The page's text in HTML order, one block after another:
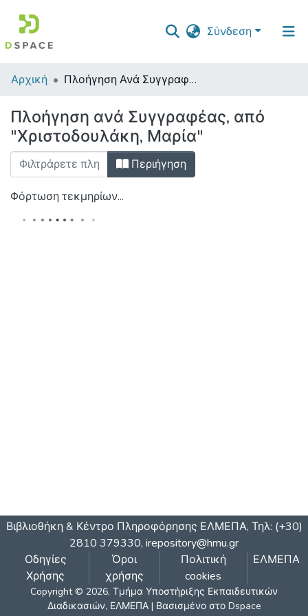
Σύνδεση
Κοινότητες
Συλλογές
Όλο το DSpace
Αρχική Πλοήγηση Ανά Συγγραφέα
Πλοήγηση ανά Συγγραφέας, από
"Χριστοδουλάκη, Μαρία"
Περιήγηση
Φόρτωση τεκμηρίων...
Βιβλιοθήκη & Κέντρο Πληροφόρησης ΕΛΜΕΠΑ, Τηλ: (+30)
2810 379330, irepository@hmu.gr
Οδηγίες
Χρήσης
Όροι
χρήσης
Πολιτική
cookies
ΕΛΜΕΠΑ
Copyright © 2026, Τμήμα Υποστήριξης Εκπαιδευτικών
Διαδικασιών, ΕΛΜΕΠΑ | Βασισμένο στο Dspace